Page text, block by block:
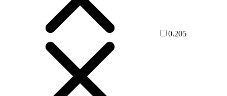
0.205